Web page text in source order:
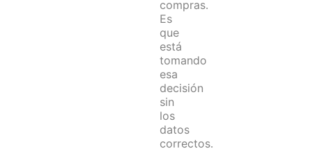
compras.
Es
que
está
tomando
esa
decisión
sin
los
datos
correctos.